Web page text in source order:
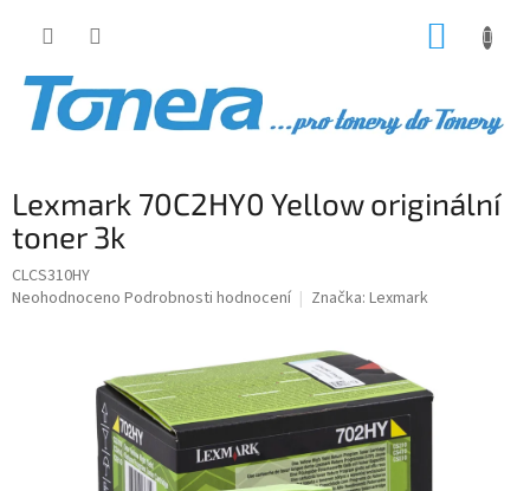
Lexmark 70C2HY0 Yellow originální
toner 3k
CLCS310HY
Průměrné
Neohodnoceno Podrobnosti hodnocení Značka: Lexmark